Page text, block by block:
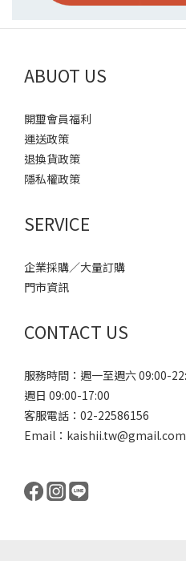
ABUOT US
開璽會員福利
運送政策
退換貨政策
隱私權政策
SERVICE
企業採購／大量訂購
門市資訊
CONTACT US
服務時間：週一至週六 09:00-
週日 09:00-17:00
客服電話： 02-22586156
Email：kaishii.tw@gmail.com